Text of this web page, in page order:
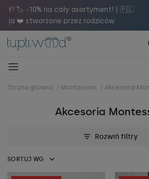
Dołącz do naszego newslettera i
zakupy! 🚀
Strona główna / Montessori / Akcesoria
Akcesoria
Rozwiń filtry
SORTUJ WG